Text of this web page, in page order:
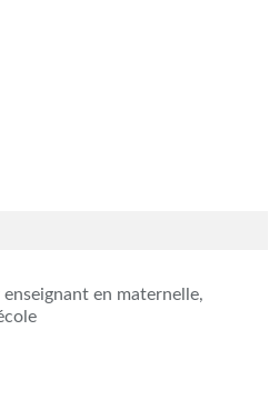
enseignant en maternelle,